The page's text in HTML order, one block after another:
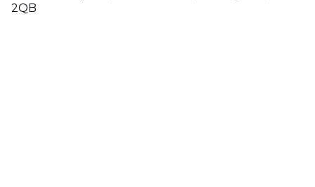
2QB